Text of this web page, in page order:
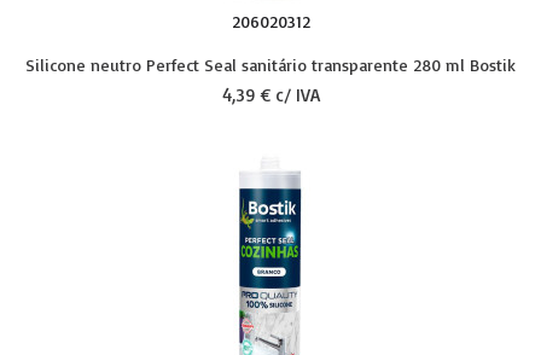
206020312
Silicone neutro Perfect Seal sanitário transparente 280 ml Bostik
4,39 € c/ IVA